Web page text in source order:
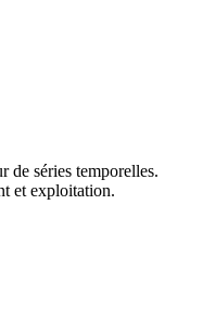
de séries temporelles.
et exploitation.